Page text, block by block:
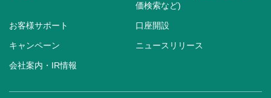
価検索など)
お客様サポート 口座開設
キャンペーン ニュースリリース
会社案内・IR情報